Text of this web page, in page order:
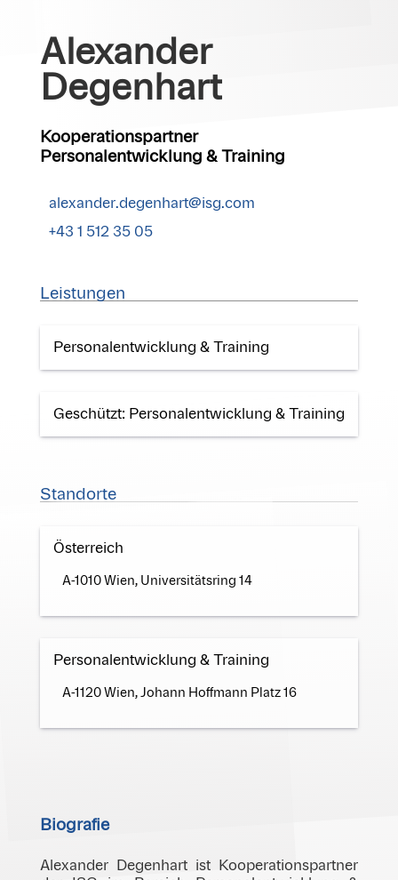
Alexander
Degenhart
Kooperationspartner
Personalentwicklung & Training
alexander.degenhart@isg.com
+43 1 512 35 05
Leistungen
Personalentwicklung & Training
Geschützt: Personalentwicklung & Training
Standorte
Österreich
A-1010 Wien, Universitätsring 14
Personalentwicklung & Training
A-1120 Wien, Johann Hoffmann Platz 16
Biografie
Alexander Degenhart ist Kooperationspartner